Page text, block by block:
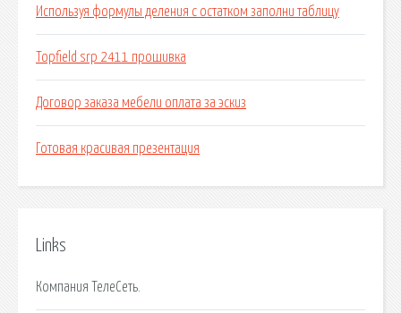
Используя формулы деления с остатком заполни таблицу
Topfield srp 2411 прошивка
Договор заказа мебели оплата за эскиз
Готовая красивая презентация
Links
Компания ТелеСеть.